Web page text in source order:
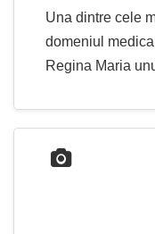
Una dintre cele
domeniul
Regina Maria